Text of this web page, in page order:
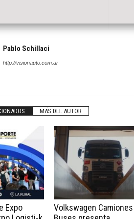
Pablo Schillaci
http://visionauto.com.ar
MÁS DEL AUTOR
Expo
Volkswagen